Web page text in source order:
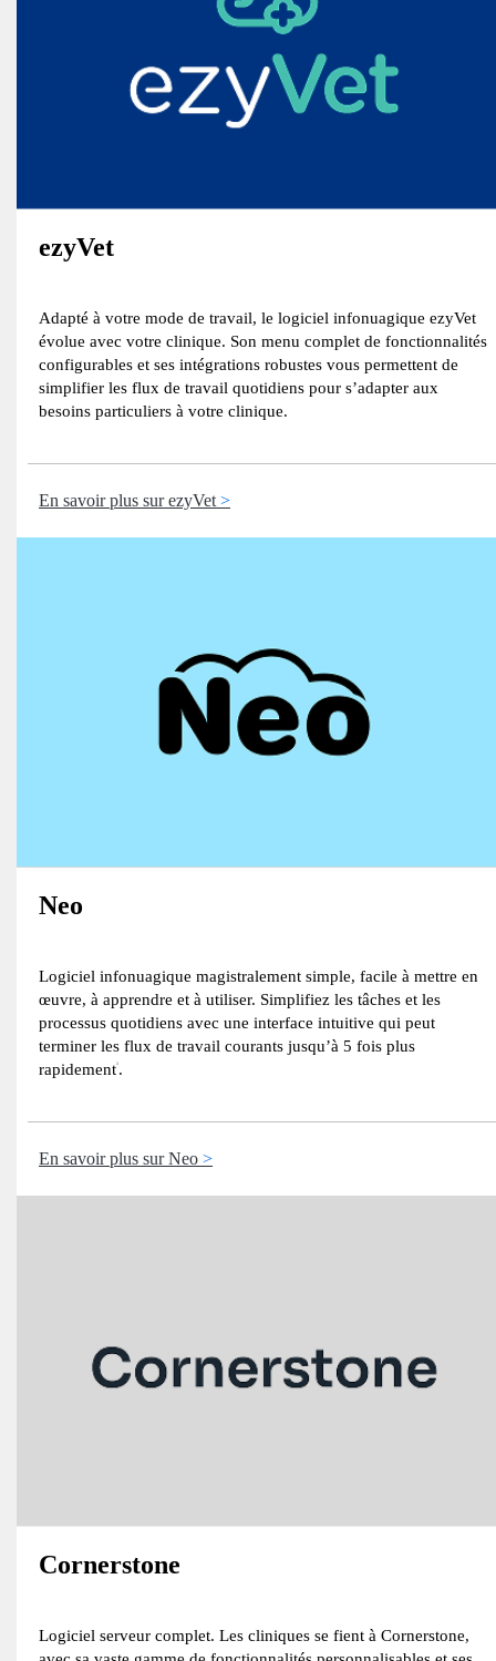
ezyVet
Adapté à votre mode de travail, le logiciel infonuagique ezyVet
évolue avec votre clinique. Son menu complet de fonctionnalités
configurables et ses intégrations robustes vous permettent de
simplifier les flux de travail quotidiens pour s’adapter aux
besoins particuliers à votre clinique.
En savoir plus sur ezyVet
Neo
Logiciel infonuagique magistralement simple, facile à mettre en
œuvre, à apprendre et à utiliser. Simplifiez les tâches et les
processus quotidiens avec une interface intuitive qui peut
terminer les flux de travail courants jusqu’à 5 fois plus
rapidement.
En savoir plus sur Neo
Cornerstone
Logiciel serveur complet. Les cliniques se fient à Cornerstone,